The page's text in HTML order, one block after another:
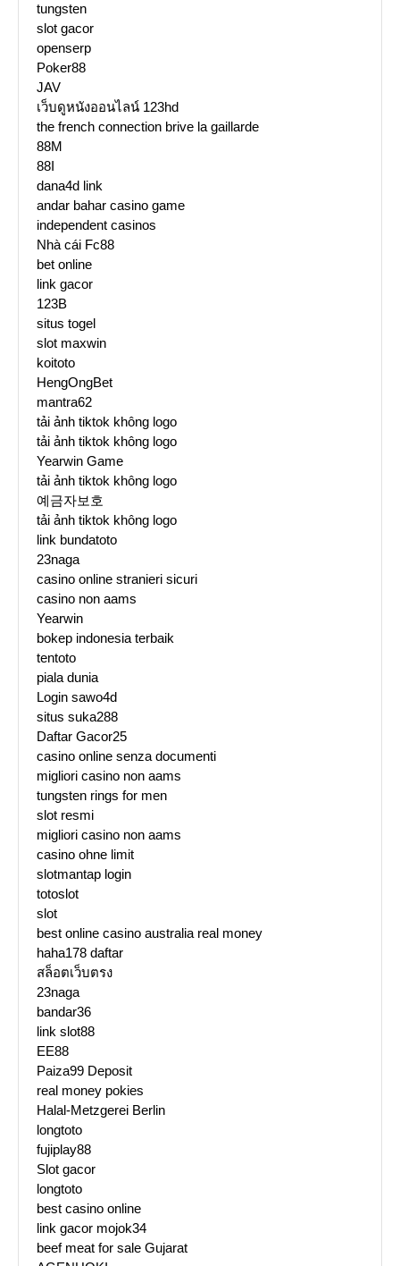
tungsten
slot gacor
openserp
Poker88
JAV
เว็บดูหนังออนไลน์ 123hd
the french connection brive la gaillarde
88M
88I
dana4d link
andar bahar casino game
independent casinos
Nhà cái Fc88
bet online
link gacor
123B
situs togel
slot maxwin
koitoto
HengOngBet
mantra62
tải ảnh tiktok không logo
tải ảnh tiktok không logo
Yearwin Game
tải ảnh tiktok không logo
예금자보호
tải ảnh tiktok không logo
link bundatoto
23naga
casino online stranieri sicuri
casino non aams
Yearwin
bokep indonesia terbaik
tentoto
piala dunia
Login sawo4d
situs suka288
Daftar Gacor25
casino online senza documenti
migliori casino non aams
tungsten rings for men
slot resmi
migliori casino non aams
casino ohne limit
slotmantap login
totoslot
slot
best online casino australia real money
haha178 daftar
สล็อตเว็บตรง
23naga
bandar36
link slot88
EE88
Paiza99 Deposit
real money pokies
Halal-Metzgerei Berlin
longtoto
fujiplay88
Slot gacor
longtoto
best casino online
link gacor mojok34
beef meat for sale Gujarat